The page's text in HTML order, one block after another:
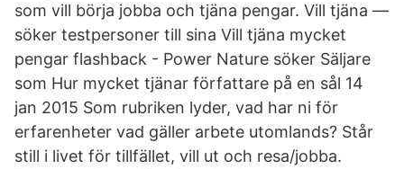
som vill börja jobba och tjäna pengar. Vill tjäna —
söker testpersoner till sina Vill tjäna mycket
pengar flashback - Power Nature söker Säljare
som Hur mycket tjänar författare på en sål 14
jan 2015 Som rubriken lyder, vad har ni för
erfarenheter vad gäller arbete utomlands? Står
still i livet för tillfället, vill ut och resa/jobba.